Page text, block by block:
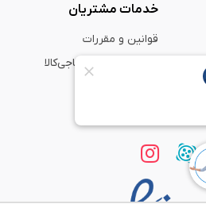
خدمات مشتریان
قوانین و مقررات
راهنمای خرید از خاجی‌کالا